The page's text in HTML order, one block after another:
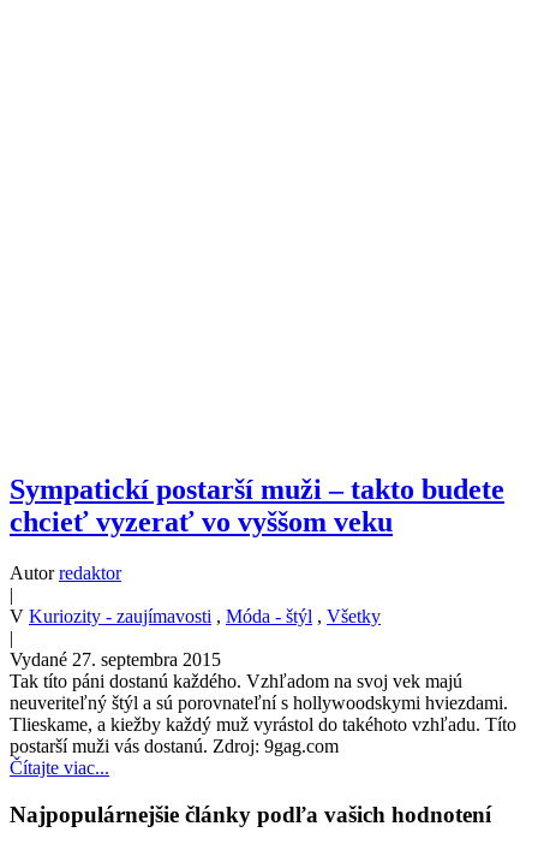
Sympatickí postarší muži – takto budete
chcieť vyzerať vo vyššom veku
Autorredaktor
|
V Kuriozity - zaujímavosti , Móda - štýl , Všetky
|
Vydané 27. septembra 2015
Tak títo páni dostanú každého. Vzhľadom na svoj vek majú
neuveriteľný štýl a sú porovnateľní s hollywoodskymi hviezdami.
Tlieskame, a kiežby každý muž vyrástol do takéhoto vzhľadu. Títo
postarší muži vás dostanú. Zdroj: 9gag.com
Čítajte viac...
Najpopulárnejšie články podľa vašich hodnotení